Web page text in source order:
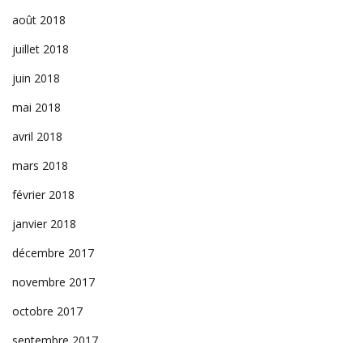
août 2018
juillet 2018
juin 2018
mai 2018
avril 2018
mars 2018
février 2018
janvier 2018
décembre 2017
novembre 2017
octobre 2017